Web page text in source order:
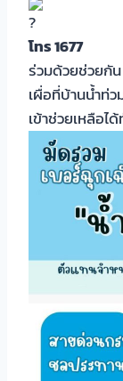
โทร 1677
ร่วมด้วยช่วยกั
เผื่อที่บ้านน้ำท่ว
เข้าช่วยเหลือไ